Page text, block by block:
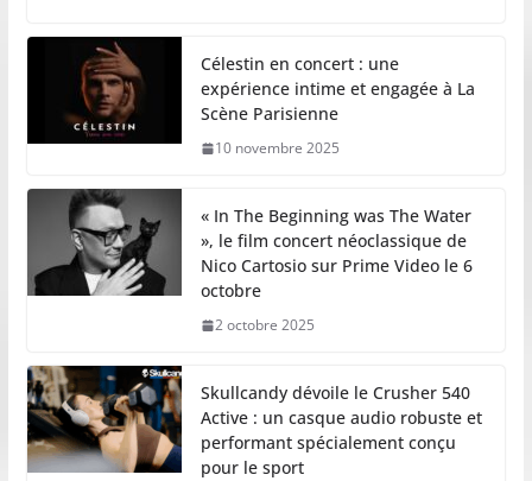
Célestin en concert : une
expérience intime et engagée à La
Scène Parisienne
10 novembre 2025
« In The Beginning was The Water
», le film concert néoclassique de
Nico Cartosio sur Prime Video le 6
octobre
2 octobre 2025
Skullcandy dévoile le Crusher 540
Active : un casque audio robuste et
performant spécialement conçu
pour le sport